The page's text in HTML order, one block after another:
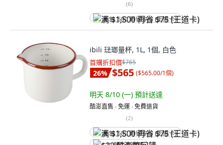
(6)
满 $1,500 再省 $75 (王道卡)
ibili 琺瑯量杯, 1L, 1個, 白色
首購折扣價$765
26% $565 ($565.00/1個)
明天 8/10 (一) 預計送達
酷澎直售 ∙ 免運 ∙ 免費退貨
(2)
满 $1,500 再省 $75 (王道卡)